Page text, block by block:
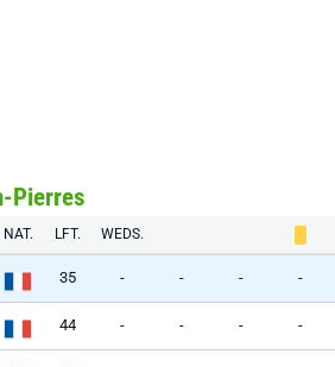
Pierres
NAT. LFT. WEDS.
35 - - - -
44 - - - -